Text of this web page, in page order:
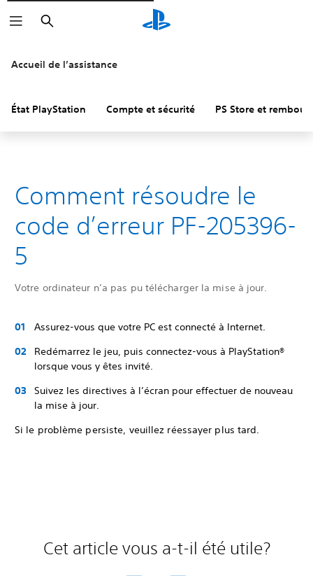
Rechercher
Accueil de l’assistance
État PlayStation Compte et sécurité PS Store et
Comment résoudre le
code d’erreur PF-205396-
5
Votre ordinateur n’a pas pu télécharger la mise à jour.
Assurez-vous que votre PC est connecté à Internet.
Redémarrez le jeu, puis connectez-vous à PlayStation®
lorsque vous y êtes invité.
Suivez les directives à l’écran pour effectuer de nouveau
la mise à jour.
Si le problème persiste, veuillez réessayer plus tard.
Cet article vous a-t-il été utile?